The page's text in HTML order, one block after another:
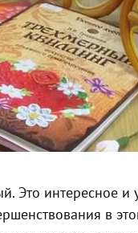
Это интересное
в